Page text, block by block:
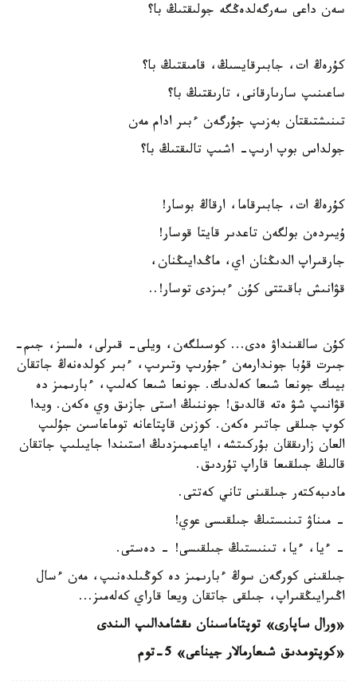
سەن داعى سەرگەلدەڭگە جولىقتىڭ با؟
كۇرەڭ ات، جابىرقايسىڭ، قامىقتىڭ با؟
ساعىنىپ سارىارقانى، تارىقتىڭ با؟
تىنىشتىقتان بەزىپ جۇرگەن ءبىر ادام مەن
جولداس بوپ ارىپ- اشىپ تالىقتىڭ با؟
كۇرەڭ ات، جابىرقاما، ارقاڭ بوسار!
ۇيىردەن بولگەن تاعدىر قايتا قوسار!
جارقىراپ الدىڭنان اي، ماڭدايىڭنان،
قۋانىش باقىتتى كۇن ءبىزدى توسار!..
كۇن سالقىنداۋ ەدى... كوسىلگەن، ويلى- قىرلى، ەلسىز، جىم-
جىرت قۇبا جوندارمەن ءجۇرىپ وتىرىپ، ءبىر كولدەنەڭ جاتقان
بيىك جونعا شىعا كەلدىك. جونعا شىعا كەلىپ، ءبارىمىز دە
قۋانىپ شۋ ەتە قالدىق! جوننىڭ استى جازىق وي ەكەن. ويدا
كوپ جىلقى جاتىر ەكەن. كوزىن قاپتاعانە توماعاسىن جۇلىپ
العان زارىققان بۇركىتشە، اياعىمىزدىڭ استىندا جايىلىپ جاتقان
قالىڭ جىلقىعا قاراپ تۇردىق.
مادىبەكتەر جىلقىنى تاني كەتتى.
- مىناۋ تىنىستىڭ جىلقىسى عوي!
- ءيا، ءيا، تىنىستىڭ جىلقىسى! - دەستى.
جىلقىنى كورگەن سوڭ ءبارىمىز دە كوڭىلدەنىپ، مەن ءسال
اڭىرايىڭقىراپ، جىلقى جاتقان ويعا قاراي كەلەمىز...
«ورال ساپارى» توپتاماسىنان ىقشامدالىپ الىندى
«كوپتومدىق شىعارمالار جيناعى» 5-توم